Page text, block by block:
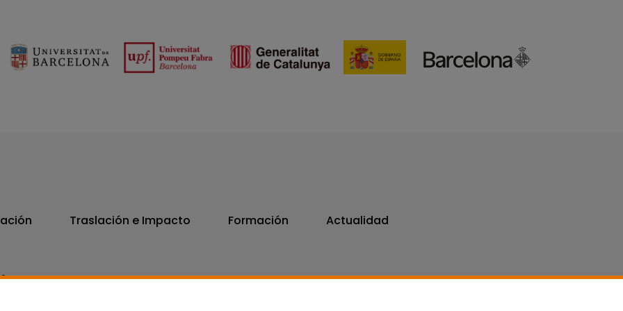
Traslación e Impacto Formación Actualidad